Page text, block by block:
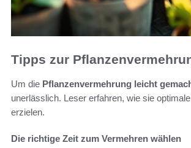
Tipps zur
Um die Pflanzenvermehrung leicht
unerlässlich. Leser erfahren, wie sie
erzielen.
Die richtige Zeit zum Vermehren wählen